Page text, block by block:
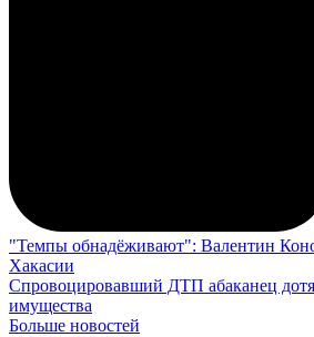
"Темпы обнадёживают": Валентин
Хакасии
Спровоцировавший ДТП абаканец
имущества
Больше новостей